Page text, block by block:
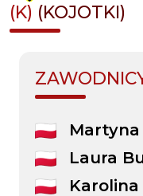
(K) (KOJOTKI)
Martyna
Laura
Karolina